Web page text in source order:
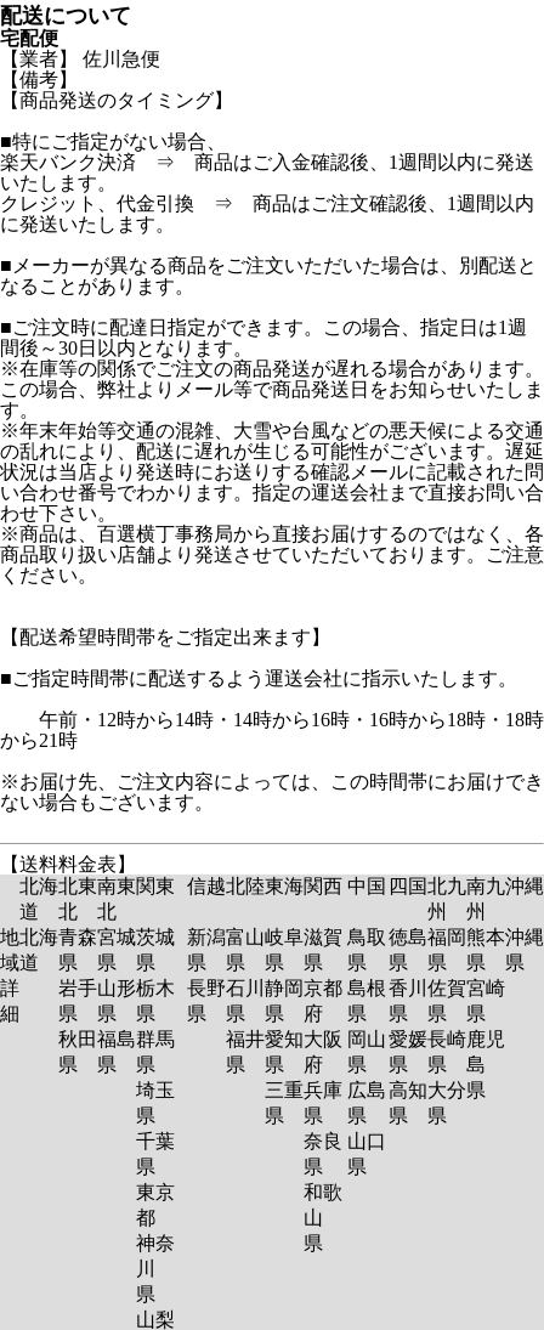
配送について
宅配便
【業者】 佐川急便
【備考】
【商品発送のタイミング】
■特にご指定がない場合、
楽天バンク決済 ⇒ 商品はご入金確認後、1週間以内に発送
いたします。
クレジット、代金引換 ⇒ 商品はご注文確認後、1週間以内
に発送いたします。
■メーカーが異なる商品をご注文いただいた場合は、別配送と
なることがあります。
■ご注文時に配達日指定ができます。この場合、指定日は1週
間後～30日以内となります。
※在庫等の関係でご注文の商品発送が遅れる場合があります。
この場合、弊社よりメール等で商品発送日をお知らせいたしま
す。
※年末年始等交通の混雑、大雪や台風などの悪天候による交通
の乱れにより、配送に遅れが生じる可能性がございます。遅延
状況は当店より発送時にお送りする確認メールに記載された問
い合わせ番号でわかります。指定の運送会社まで直接お問い合
わせ下さい。
※商品は、百選横丁事務局から直接お届けするのではなく、各
商品取り扱い店舗より発送させていただいております。ご注意
ください。
【配送希望時間帯をご指定出来ます】
■ご指定時間帯に配送するよう運送会社に指示いたします。
午前・12時から14時・14時から16時・16時から18時・18時
から21時
※お届け先、ご注文内容によっては、この時間帯にお届けでき
ない場合もございます。
【送料料金表】
北海
道
北東
北
南東
北
関東 信越北陸東海関西 中国 四国北九
州
南九
州
沖縄
地
域
詳
細
北海
道
青森
県
岩手
県
秋田
県
宮城
県
山形
県
福島
県
茨城
県
栃木
県
群馬
県
埼玉
県
千葉
県
東京
都
神奈
川
県
山梨
新潟
県
長野
県
富山
県
石川
県
福井
県
岐阜
県
静岡
県
愛知
県
三重
県
滋賀
県
京都
府
大阪
府
兵庫
県
奈良
県
和歌
山
県
鳥取
県
島根
県
岡山
県
広島
県
山口
県
徳島
県
香川
県
愛媛
県
高知
県
福岡
県
佐賀
県
長崎
県
大分
県
熊本
県
宮崎
県
鹿児
島
県
沖縄
県